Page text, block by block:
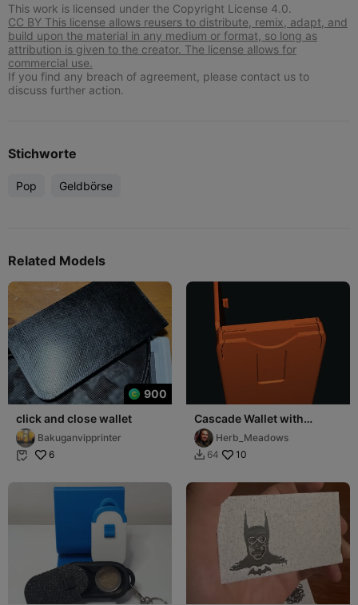
This work is licensed under the Copyright License 4.0.
CC BY This license allows reusers to distribute, remix, adapt, and
build upon the material in any medium or format, so long as
attribution is given to the creator. The license allows for
commercial use.
If you find any breach of agreement, please contact us to
discuss further action.
Stichworte
Pop Geldbörse
Related Models
900
click and close wallet
Bakuganvipprinter
 6
Cascade Wallet with
hinged extra door
Herb_Meadows
 64 10